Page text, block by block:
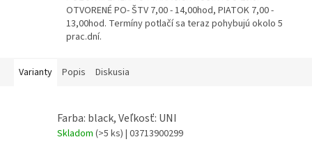
OTVORENÉ PO- ŠTV 7,00 - 14,00hod, PIATOK 7,00 -
13,00hod. Termíny potlačí sa teraz pohybujú okolo 5
prac.dní.
Varianty Popis Diskusia
Farba: black, Veľkosť: UNI
Skladom (>5 ks) | 03713900299